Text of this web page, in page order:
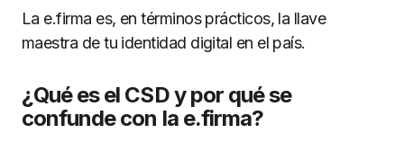
La e.firma es, en términos prácticos, la llave
maestra de tu identidad digital en el país.
¿Qué es el CSD y por qué se
confunde con la e.firma?